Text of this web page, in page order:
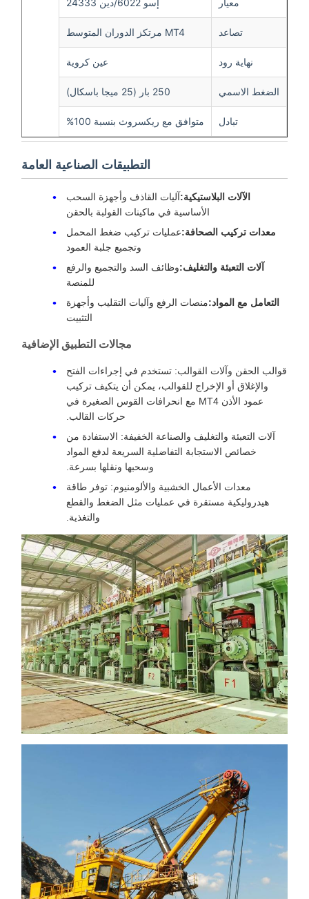
تصاعد
نهاية رود عين كروية
الضغط الاسمي
متوافق مع ريكسروث بنسبة 100%
التطبيقات الصناعية العامة
الآلات البلاستيكية:آليات القاذف وأجهزة السحب
الأساسية في ماكينات القولبة بالحقن
معدات تركيب الصحافة:عمليات تركيب ضغط المحمل
وتجميع جلبة العمود
آلات التعبئة والتغليف:وظائف السد والتجميع والرفع
للمنصة
التعامل مع المواد:منصات الرفع وآليات التقليب وأجهزة
التثبيت
مجالات التطبيق الإضافية
قوالب الحقن وآلات القوالب: تستخدم في إجراءات الفتح
والإغلاق أو الإخراج للقوالب، يمكن أن يتكيف تركيب
عمود الأذن MT4 مع انحرافات القوس الصغيرة في
حركات القالب.
آلات التعبئة والتغليف والصناعة الخفيفة: الاستفادة من
خصائص الاستجابة التفاضلية السريعة لدفع المواد
وسحبها ونقلها بسرعة.
معدات الأعمال الخشبية والألومنيوم: توفر طاقة
هيدروليكية مستقرة في عمليات مثل الضغط والقطع
والتغذية.